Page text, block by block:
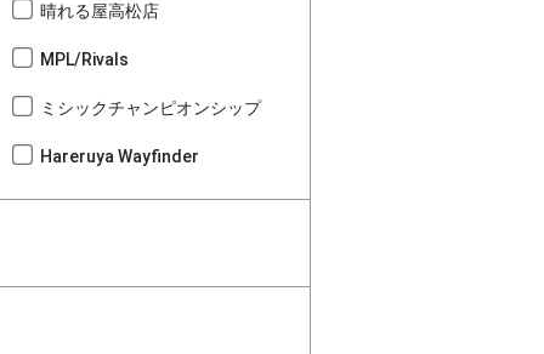
晴れる屋高松店
MPL/Rivals
ミシックチャンピオンシップ
Hareruya Wayfinder